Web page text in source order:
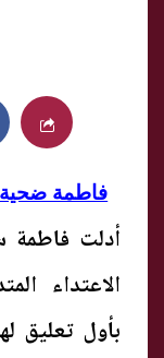
فاطمة ضحية
أدلت
الاعتداء
بأول تعليق